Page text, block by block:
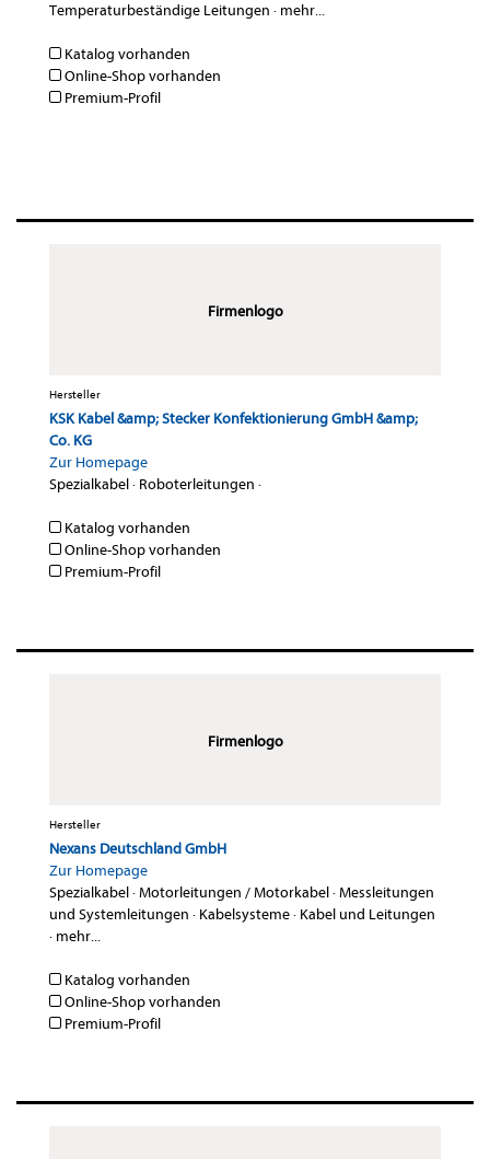
Temperaturbeständige Leitungen · mehr...
Katalog vorhanden
Online-Shop vorhanden
Premium-Profil
Firmenlogo
Hersteller
KSK Kabel &amp; Stecker Konfektionierung GmbH &amp;
Co. KG
Zur Homepage
Spezialkabel· Roboterleitungen ·
Katalog vorhanden
Online-Shop vorhanden
Premium-Profil
Firmenlogo
Hersteller
Nexans Deutschland GmbH
Zur Homepage
Spezialkabel·Motorleitungen / Motorkabel·Messleitungen
und Systemleitungen · Kabelsysteme· Kabel und Leitungen
· mehr...
Katalog vorhanden
Online-Shop vorhanden
Premium-Profil